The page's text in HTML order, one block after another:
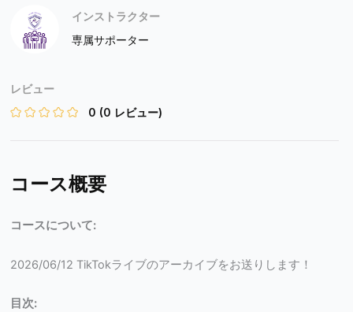
インストラクター
専属サポーター
レビュー
0 (0 レビュー)
コース概要
コースについて:
2026/06/12 TikTokライブのアーカイブをお送りします！
目次: